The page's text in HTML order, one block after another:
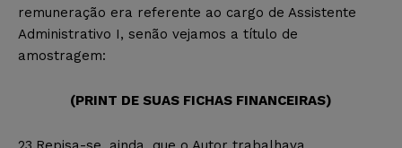
remuneração era referente ao cargo de Assistente
Administrativo I, senão vejamos a título de
amostragem:
(PRINT DE SUAS FICHAS FINANCEIRAS)